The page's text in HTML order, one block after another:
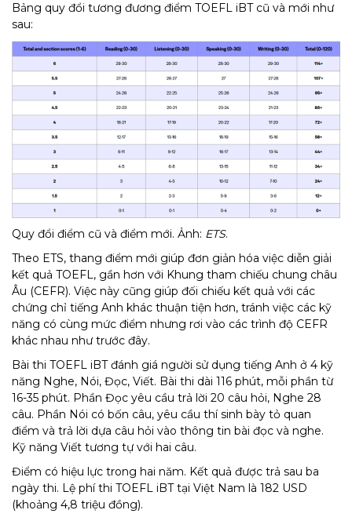
Bảng quy đổi tương đương điểm TOEFL iBT cũ và mới như
sau:
Quy đổi điểm cũ và điểm mới. Ảnh: ETS.
Theo ETS, thang điểm mới giúp đơn giản hóa việc diễn giải
kết quả TOEFL, gần hơn với Khung tham chiếu chung châu
Âu (CEFR). Việc này cũng giúp đối chiếu kết quả với các
chứng chỉ tiếng Anh khác thuận tiện hơn, tránh việc các kỹ
năng có cùng mức điểm nhưng rơi vào các trình độ CEFR
khác nhau như trước đây.
Bài thi TOEFL iBT đánh giá người sử dụng tiếng Anh ở 4 kỹ
năng Nghe, Nói, Đọc, Viết. Bài thi dài 116 phút, mỗi phần từ
16-35 phút. Phần Đọc yêu cầu trả lời 20 câu hỏi, Nghe 28
câu. Phần Nói có bốn câu, yêu cầu thí sinh bày tỏ quan
điểm và trả lời dựa câu hỏi vào thông tin bài đọc và nghe.
Kỹ năng Viết tương tự với hai câu.
Điểm có hiệu lực trong hai năm. Kết quả được trả sau ba
ngày thi. Lệ phí thi TOEFL iBT tại Việt Nam là 182 USD
(khoảng 4,8 triệu đồng).